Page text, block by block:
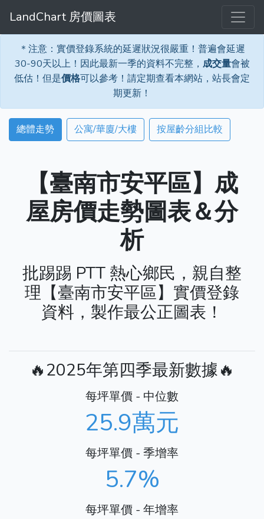
LandChart 房價圖表
＊注意：實價登錄系統的延遲狀況很嚴重！普遍會延遲
30-90天以上！因此最新一季的資料不完整， 成交量會被
低估！但是價格可以參考！請定期查看本網站，站長會定
期更新！
總體走勢 公寓/華廈/大樓 按屋齡分組比較
【臺南市安平區】成
屋房價走勢圖表＆分
析
批踢踢 PTT 熱心鄉民，親自整
理【臺南市安平區】實價登錄
資料，製作最公正圖表！
🔥2025年第四季最新數據🔥
每坪單價 - 中位數
25.9萬元
每坪單價 - 季增率
5.7%
每坪單價 - 年增率